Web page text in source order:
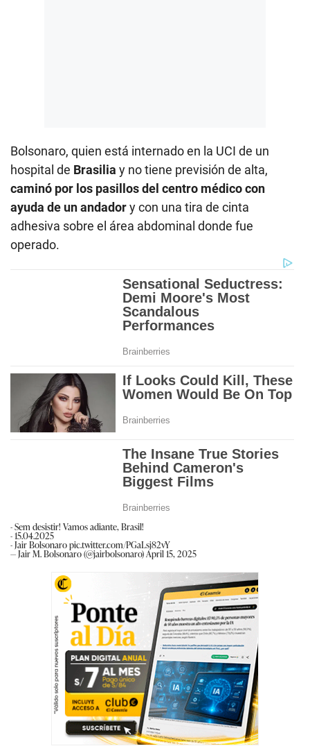
Bolsonaro, quien está internado en la UCI de un
hospital de Brasilia y no tiene previsión de alta,
caminó por los pasillos del centro médico con
ayuda de un andadory con una tira de cinta
adhesiva sobre el área abdominal donde fue
operado.
- Sem desistir! Vamos adiante, Brasil!
- 15.04.2025
- Jair Bolsonaropic.twitter.com/PGaLsj82vY
— Jair M. Bolsonaro (@jairbolsonaro)April 15, 2025